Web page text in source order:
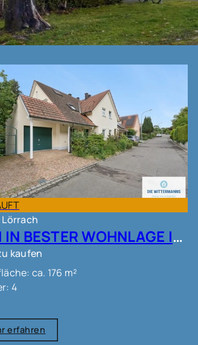
DHH IN BESTER WOHNLAGE IN LÖRRACH!!
kaufen
ca. 176 m²
4
erfahren